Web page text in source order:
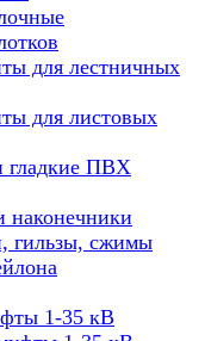
для лестничных
для листовых
гладкие ПВХ
наконечники
гильзы, сжимы
1-35 кВ